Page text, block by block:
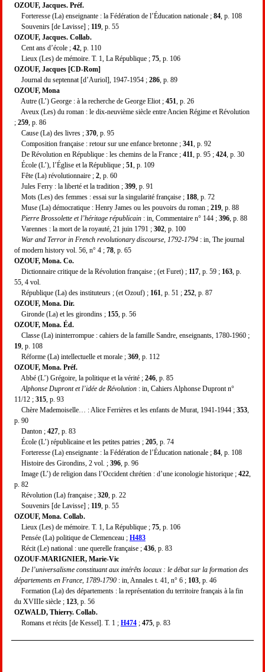
OZOUF, Jacques. Préf.
Forteresse (La) enseignante : la Fédération de l’Éducation nationale ; 84 , p. 108
Souvenirs [de Lavisse] ; 119 , p. 55
OZOUF, Jacques. Collab.
Cent ans d’école ; 42 , p. 110
Lieux (Les) de mémoire. T. 1, La République ; 75 , p. 106
OZOUF, Jacques [CD-Rom]
Journal du septennat [d’Auriol], 1947-1954 ; 286 , p. 89
OZOUF, Mona
Autre (L’) George : à la recherche de George Eliot ; 451 , p. 26
Aveux (Les) du roman : le dix-neuvième siècle entre Ancien Régime et Révolution
; 259 , p. 86
Cause (La) des livres ; 370 , p. 95
Composition française : retour sur une enfance bretonne ; 341 , p. 92
De Révolution en République : les chemins de la France ; 411 , p. 95 ; 424 , p. 30
École (L’), l’Église et la République ; 51 , p. 109
Fête (La) révolutionnaire ; 2 , p. 60
Jules Ferry : la liberté et la tradition ; 399 , p. 91
Mots (Les) des femmes : essai sur la singularité française ; 188 , p. 72
Muse (La) démocratique : Henry James ou les pouvoirs du roman ; 219 , p. 88
Pierre Brossolette et l’héritage républicain : in, Commentaire n° 144 ; 396 , p. 88
Varennes : la mort de la royauté, 21 juin 1791 ; 302 , p. 100
War and Terror in French revolutionary discourse, 1792-1794 : in, The journal
of modern history vol. 56, n° 4 ; 78 , p. 65
OZOUF, Mona. Co.
Dictionnaire critique de la Révolution française ; (et Furet) ; 117 , p. 59 ; 163 , p.
55, 4 vol.
République (La) des instituteurs ; (et Ozouf) ; 161 , p. 51 ; 252 , p. 87
OZOUF, Mona. Dir.
Gironde (La) et les girondins ; 155 , p. 56
OZOUF, Mona. Éd.
Classe (La) ininterrompue : cahiers de la famille Sandre, enseignants, 1780-1960 ;
19 , p. 108
Réforme (La) intellectuelle et morale ; 369 , p. 112
OZOUF, Mona. Préf.
Abbé (L’) Grégoire, la politique et la vérité ; 246 , p. 85
Alphonse Dupront et l’idée de Révolution : in, Cahiers Alphonse Dupront n°
11/12 ; 315 , p. 93
Chère Mademoiselle… : Alice Ferrières et les enfants de Murat, 1941-1944 ; 353
p. 90
Danton ; 427 , p. 83
École (L’) républicaine et les petites patries ; 205 , p. 74
Forteresse (La) enseignante : la Fédération de l’Éducation nationale ; 84 , p. 108
Histoire des Girondins, 2 vol. ; 396 , p. 96
Image (L’) de religion dans l’Occident chrétien : d’une iconologie historique ; 422
p. 82
Révolution (La) française ; 320 , p. 22
Souvenirs [de Lavisse] ; 119 , p. 55
OZOUF, Mona. Collab.
Lieux (Les) de mémoire. T. 1, La République ; 75 , p. 106
Pensée (La) politique de Clemenceau ; H483
Récit (Le) national : une querelle française ; 436 , p. 83
OZOUF-MARIGNIER, Marie-Vic
De l’universalisme constituant aux intérêts locaux : le débat sur la formation des
départements en France, 1789-1790 : in, Annales t. 41, n° 6 ; 103 , p. 46
Formation (La) des départements : la représentation du territoire français à la fin
du XVIIIe siècle ; 123 , p. 56
OZWALD, Thierry. Collab.
Romans et récits [de Kessel]. T. 1 ; H474 ; 475 , p. 83